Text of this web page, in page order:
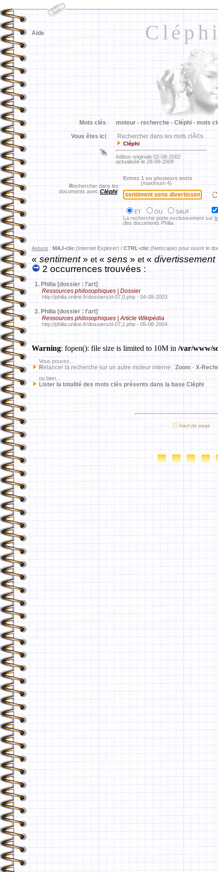
Aide
Mots clés : moteur - recherche - Cléphi - mots
Vous êtes ici : Rechercher dans les mots clÃ©s
Cléphi
édition originale 02-08-2002
actualisée le 28-09-2008
Rechercher dans les
documents avec Cléphi
Entrez 1 ou plusieurs mots
(maximum 4)
ET OU
SAUF
La recherche porte exclusivement sur
des documents Philia.
Astuce : MAJ-clic (Internet Explorer) / CTRL-clic (Netscape) pour ouvrir le
«sentiment» et« sens » et« divertissement
2 occurrences trouvées :
1. Philia [dossier : l'art]
Ressources philosophiques | Dossier
http://philia.online.fr/dossiers/d-07,0.php - 04-08-2003
2. Philia [dossier : l'art]
Ressources philosophiques | Article Wikipédia
http://philia.online.fr/dossiers/d-07,1.php - 05-08-2004
Warning: fopen(): file size is limited to 10M in /var/www/
Vous pouvez...
Relancer la recherche sur un autre moteur interne : Zoom - X-
ou bien...
Lister la totalité des mots clés présents dans la base Cléphi